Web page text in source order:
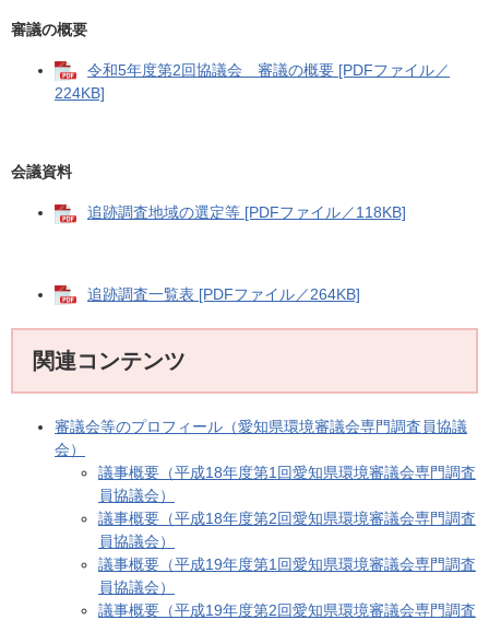
審議の概要
令和5年度第2回協議会 審議の概要 [PDFファイル／
224KB]
会議資料
追跡調査地域の選定等 [PDFファイル／118KB]
追跡調査一覧表 [PDFファイル／264KB]
関連コンテンツ
審議会等のプロフィール（愛知県環境審議会専門調査員協議
会）
議事概要（平成18年度第1回愛知県環境審議会専門調査
員協議会）
議事概要（平成18年度第2回愛知県環境審議会専門調査
員協議会）
議事概要（平成19年度第1回愛知県環境審議会専門調査
員協議会）
議事概要（平成19年度第2回愛知県環境審議会専門調査